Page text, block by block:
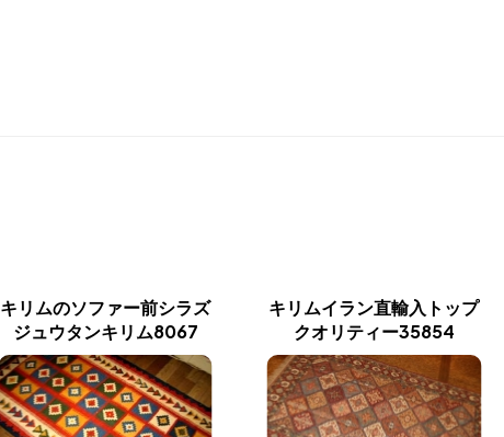
キリムのソファー前シラズ
ジュウタンキリム8067
キリムイラン直輸入トップ
クオリティー35854